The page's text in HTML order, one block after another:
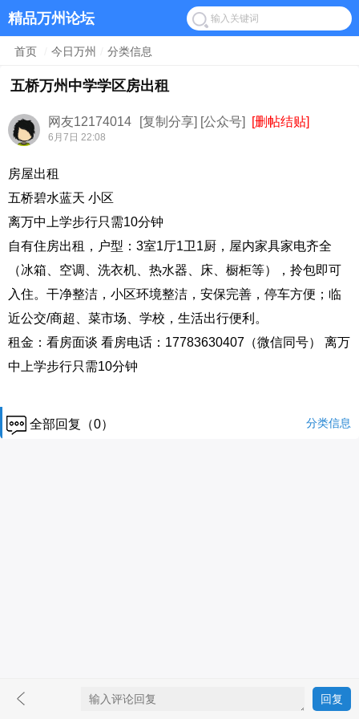
精品万州论坛
首页 今日万州 分类信息
五桥万州中学学区房出租
网友12174014
6月7日 22:08
[复制分享] [公众号] [删帖结贴]
房屋出租
五桥碧水蓝天 小区
离万中上学步行只需10分钟
自有住房出租，户型：3室1厅1卫1厨，屋内家具家电齐全
（冰箱、空调、洗衣机、热水器、床、橱柜等），拎包即可
入住。干净整洁，小区环境整洁，安保完善，停车方便；临
近公交/商超、菜市场、学校，生活出行便利。
租金：看房面谈 看房电话：17783630407（微信同号） 离万
中上学步行只需10分钟
全部回复（0） 分类信息